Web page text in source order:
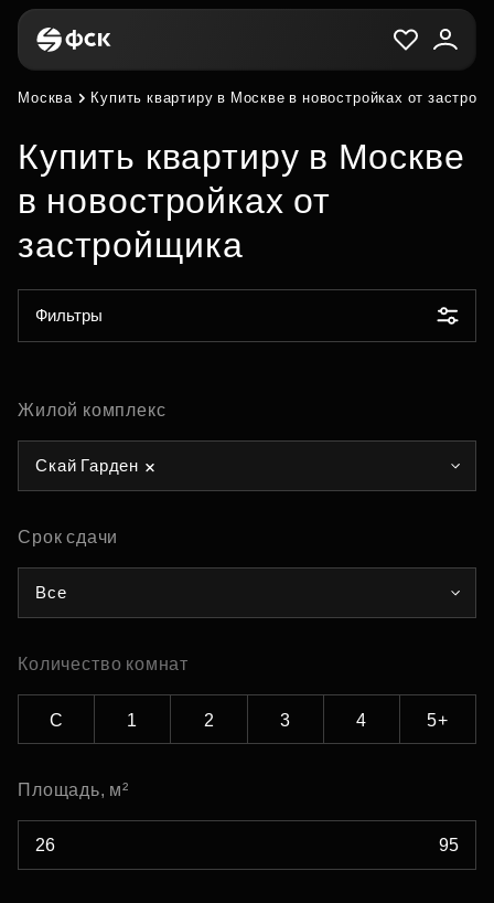
Москва Купить квартиру в Москве в новостройках от
Купить квартиру в Москве
в новостройках от
застройщика
Фильтры
Жилой комплекс
Скай Гарден
Срок сдачи
Все
Количество комнат
С 1 2 3 4 5+
Площадь, м²